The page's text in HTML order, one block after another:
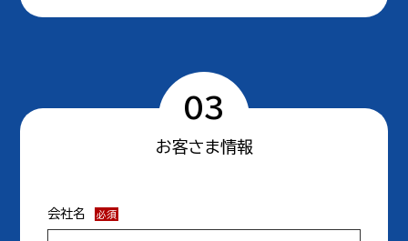
03
お客さま情報
会社名